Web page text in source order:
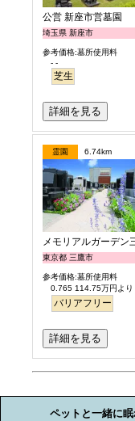
公営 新座市営墓園
埼玉県 新座市
参考価格:墓所使用料
- -
芝生
詳細を見る
霊園 6.74km
メモリアルガーデン
東京都 三鷹市
参考価格:墓所使用料
0.765 114.75万円より
バリアフリー
詳細を見る
ペットと一緒に